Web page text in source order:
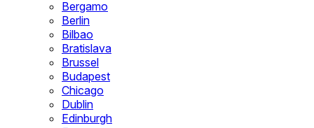
Bergamo
Berlin
Bilbao
Bratislava
Brussel
Budapest
Chicago
Dublin
Edinburgh